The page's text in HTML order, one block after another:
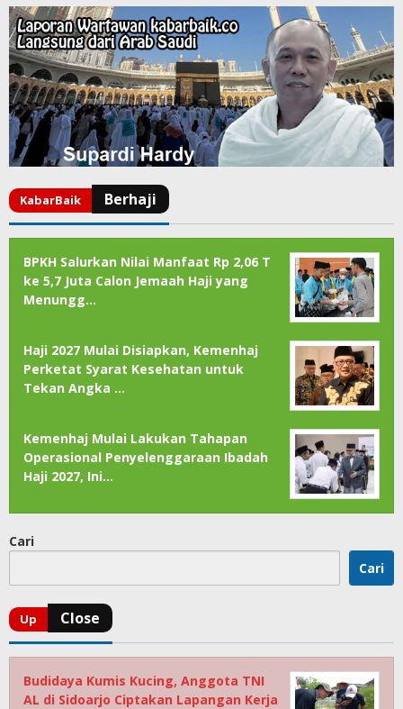
BPKH Salurkan Nilai Manfaat Rp 2,06 T
ke 5,7 Juta Calon Jemaah Haji yang
Menungg…
Haji 2027 Mulai Disiapkan, Kemenhaj
Perketat Syarat Kesehatan untuk
Tekan Angka …
Kemenhaj Mulai Lakukan Tahapan
Operasional Penyelenggaraan Ibadah
Haji 2027, Ini…
Cari
Cari
Budidaya Kumis Kucing, Anggota TNI
AL di Sidoarjo Ciptakan Lapangan Kerja